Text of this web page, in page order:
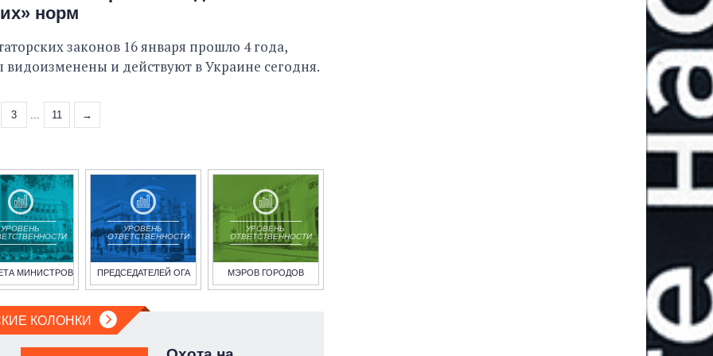
норм
законов 16 января прошло 4 года,
и действуют в Украине сегодня.
3 11 →
УРОВЕНЬ
МИНИСТРОВ
УРОВЕНЬ
ОТВЕТСТВЕННОСТИ
ПРЕДСЕДАТЕЛЕЙ ОГА
УРОВЕНЬ
ОТВЕТСТВЕННОСТИ
МЭРОВ ГОРОДОВ
КОЛОНКИ